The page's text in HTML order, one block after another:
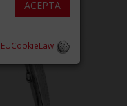
ACEPTA
EUCookieLaw